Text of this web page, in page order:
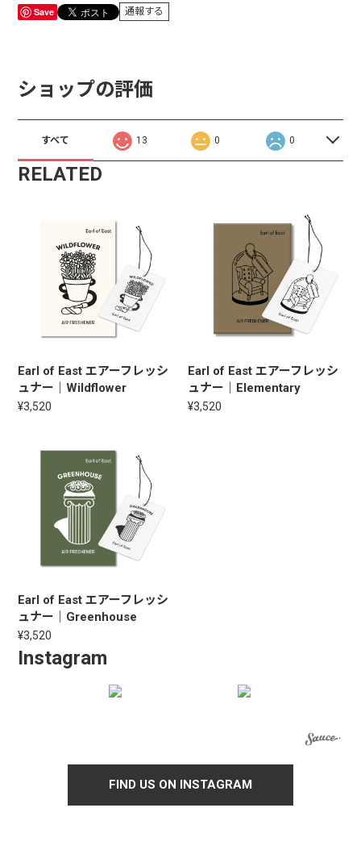
Save 通報する
ショップの評価
すべて 13 0 0
RELATED
Earl of East エアーフレッシ
ュナー｜Wildflower
¥3,520
Earl of East エアーフレッシ
ュナー｜Elementary
¥3,520
Earl of East エアーフレッシ
ュナー｜Greenhouse
¥3,520
Instagram
FIND US ON INSTAGRAM